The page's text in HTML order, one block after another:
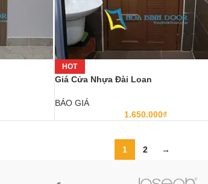
HOT
Giá Cửa Nhựa Đài Loan
BÁO GIÁ
1.650.000₫
1 2 →